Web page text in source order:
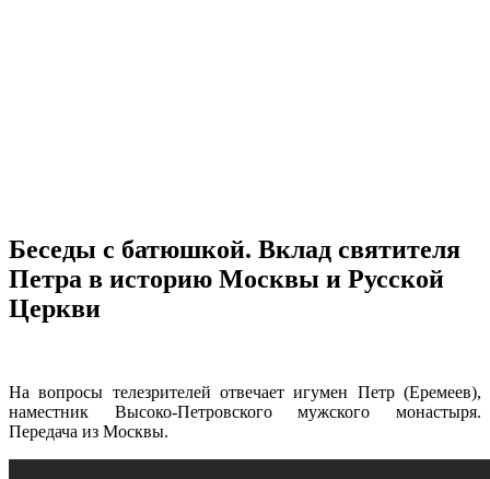
Беседы с батюшкой. Вклад святителя
Петра в историю Москвы и Русской
Церкви
На вопросы телезрителей отвечает игумен Петр (Еремеев),
наместник Высоко-Петровского мужского монастыря.
Передача из Москвы.